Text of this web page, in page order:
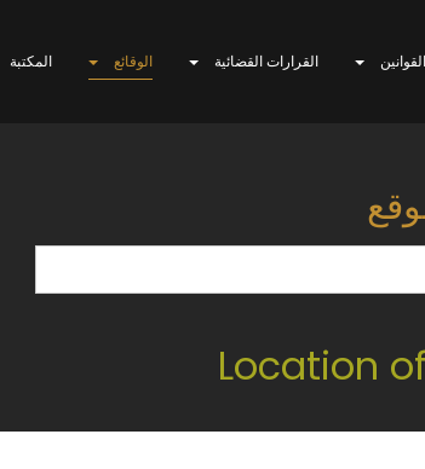
القوانين القرارات القضائية الوقائع المكتبة